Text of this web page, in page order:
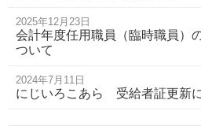
2025年12月23日
会計年度任用職員（臨時職員）
ついて
2024年7月11日
にじいろこあら 受給者証更新